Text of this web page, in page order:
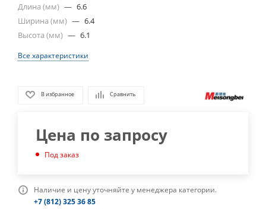
Длина (мм) — 6.6
Ширина (мм) — 6.4
Высота (мм) — 6.1
Все характеристики
В избранное Сравнить
Цена по запросу
Под заказ
Наличие и цену уточняйте у менеджера категории.
+7 (812) 325 36 85